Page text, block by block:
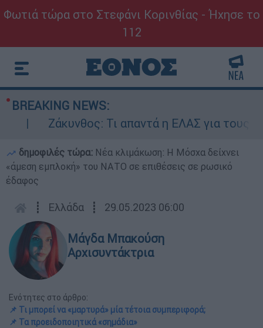
Φωτιά τώρα στο Στεφάνι Κορινθίας - Ήχησε το
112
BREAKING NEWS:
Τι απαντά η ΕΛΑΣ για τους 8
δημοφιλές τώρα: Νέα κλιμάκωση: Η Μόσχα δείχνει
«άμεση εμπλοκή» του ΝΑΤΟ σε επιθέσεις σε ρωσικό
έδαφος
┋ Ελλάδα ┋ 29.05.2023 06:00
Μάγδα Μπακούση
Αρχισυντάκτρια
Ενότητες στο άρθρο:
📌 Τι μπορεί να «μαρτυρά» μία τέτοια συμπεριφορά;
📌 Τα προειδοποιητικά «σημάδια»